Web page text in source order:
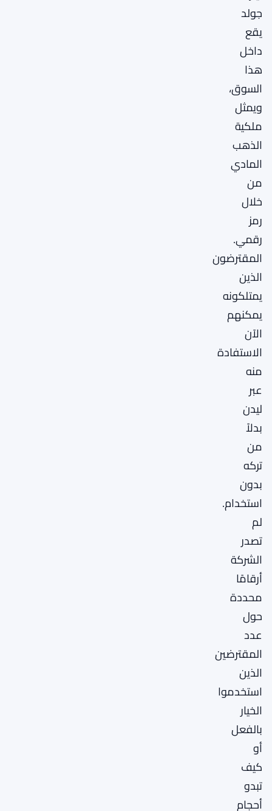
جولد
يقع
داخل
هذا
السوق،
ويمثل
ملكية
الذهب
المادي
من
خلال
رمز
رقمي.
المقترضون
الذين
يمتلكونه
يمكنهم
الآن
الاستفادة
منه
عبر
ليدن
بدلاً
من
تركه
بدون
استخدام.
لم
تصدر
الشركة
أرقامًا
محددة
حول
عدد
المقترضين
الذين
استخدموا
الخيار
بالفعل
أو
كيف
تبدو
أحجام